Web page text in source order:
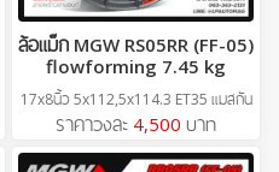
ล้อแม็ก MGW RS05RR (FF-05)
flowforming 7.45 kg
17x8นิ้ว 5x112,5x114.3 ET35 แมสกัน
ราคาวงละ 4,500 บาท